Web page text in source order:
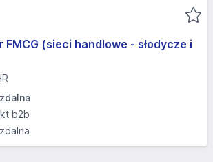
(sieci handlowe - słodycze i
b2b